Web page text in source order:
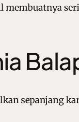
membuatnya
sepanjang